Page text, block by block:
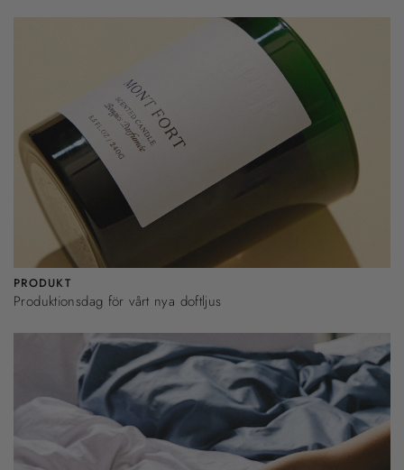
PRODUKT
Produktionsdag för vårt nya doftljus